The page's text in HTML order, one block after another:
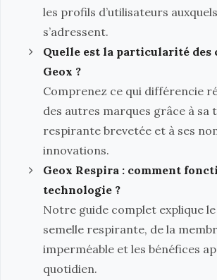
les profils d’utilisateurs
s’adressent.
Quelle est la particularité des
Geox ?
Comprenez ce qui différencie
des autres marques grâce à sa
respirante brevetée et à ses
innovations.
Geox Respira : comment
technologie ?
Notre guide complet explique
semelle respirante, de la
imperméable et les bénéfices
quotidien.